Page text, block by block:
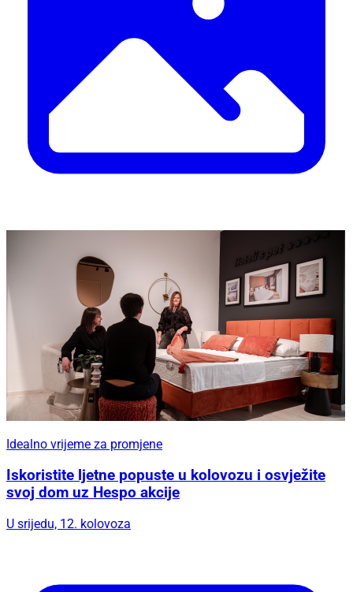
Idealno vrijeme za promjene
Iskoristite ljetne popuste u kolovozu i osvježite
svoj dom uz Hespo akcije
U srijedu, 12. kolovoza